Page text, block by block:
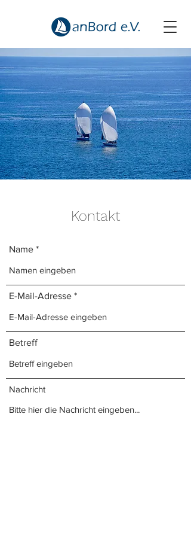
Kontakt
Name
E-Mail-Adresse
Betreff
Nachricht